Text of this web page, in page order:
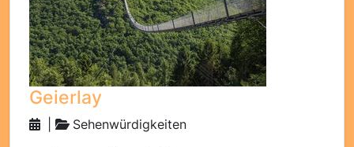
Geierlay
Sehenwürdigkeiten